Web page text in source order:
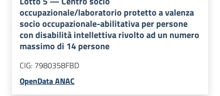
occupazionale/laboratorio protetto a valenza
socio occupazionale-abilitativa per persone
con disabilità intellettiva rivolto ad un numero
massimo di 14 persone
CIG: 7980358FBD
OpenData ANAC